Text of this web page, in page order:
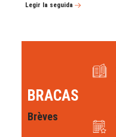
Legir la seguida
BRACAS
Brèves